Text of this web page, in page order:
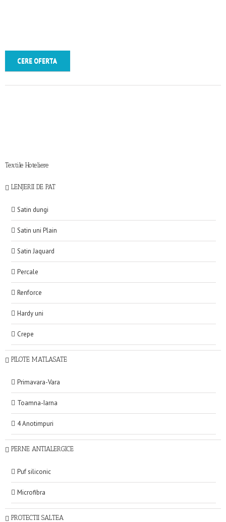
CERE OFERTA
Textile Hoteliere
LENJERII DE PAT
Satin dungi
Satin uni Plain
Satin Jaquard
Percale
Renforce
Hardy uni
Crepe
PILOTE MATLASATE
Primavara-Vara
Toamna-Iarna
4 Anotimpuri
PERNE ANTIALERGICE
Puf siliconic
Microfibra
PROTECTII SALTEA